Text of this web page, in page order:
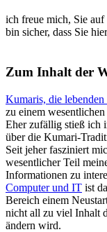
ich freue mich, Sie
bin sicher, dass Sie
Zum Inhalt der
Kumaris, die
zu einem
Eher zufällig stieß ich
über die Kumari-
Seit jeher fasziniert
wesentlicher Teil
Informationen zu
Computer und IT ist
Bereich einem
nicht all zu viel Inhalt
ändern wird.